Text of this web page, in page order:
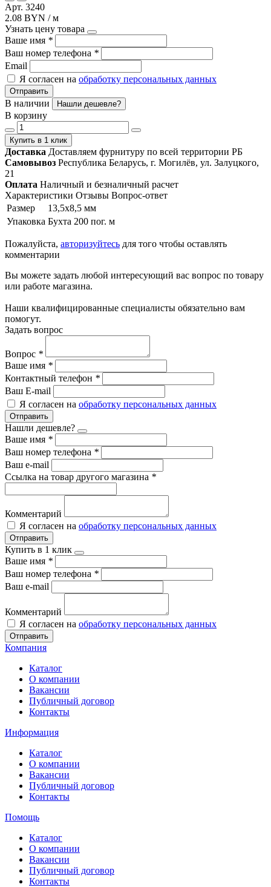
Арт. 3240
2.08 BYN / м
Узнать цену товара
Ваше имя *
Ваш номер телефона *
Email
Я согласен на обработку персональных данных
Отправить
В наличии Нашли дешевле?
В корзину
Купить в 1 клик
Доставка Доставляем фурнитуру по всей территории РБ
Самовывоз Республика Беларусь, г. Могилёв, ул. Залуцкого,
21
Оплата Наличный и безналичный расчет
Характеристики Отзывы Вопрос-ответ
Размер
13,5х8,5 мм
Упаковка Бухта 200 пог. м
Пожалуйста, авторизуйтесь для того чтобы оставлять
комментарии
Вы можете задать любой интересующий вас вопрос по товару
или работе магазина.
Наши квалифицированные специалисты обязательно вам
помогут.
Задать вопрос
Вопрос *
Ваше имя *
Контактный телефон *
Ваш E-mail
Я согласен на обработку персональных данных
Отправить
Нашли дешевле?
Ваше имя *
Ваш номер телефона *
Ваш e-mail
Ссылка на товар другого магазина *
Комментарий
Я согласен на обработку персональных данных
Отправить
Купить в 1 клик
Ваше имя *
Ваш номер телефона *
Ваш e-mail
Комментарий
Я согласен на обработку персональных данных
Отправить
Компания
Каталог
О компании
Вакансии
Публичный договор
Контакты
Информация
Каталог
О компании
Вакансии
Публичный договор
Контакты
Помощь
Каталог
О компании
Вакансии
Публичный договор
Контакты